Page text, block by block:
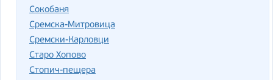
Сокобаня
Сремска-Митровица
Сремски-Карловци
Старо Хопово
Стопич-пещера